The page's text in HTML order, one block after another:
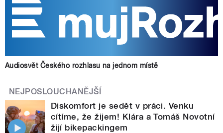
Audiosvět Českého rozhlasu na jednom místě
NEJPOSLOUCHANĚJŠÍ
Diskomfort je sedět v práci. Venku
cítíme, že žijem! Klára a Tomáš Novotní
žijí bikepackingem